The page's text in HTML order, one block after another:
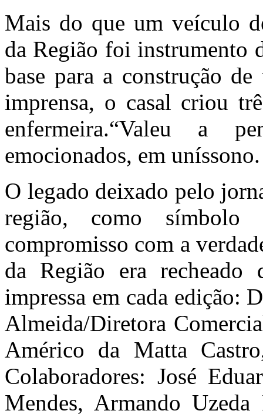
Mais do que um veículo
da Região foi instrumento
base para a construção
imprensa, o casal criou
enfermeira.“Valeu a
emocionados, em uníssono.
O legado deixado pelo
região, como símbolo
compromisso com a
da Região era recheado
impressa em cada edição:
Almeida/Diretora
Américo da Matta
Colaboradores: José
Mendes, Armando